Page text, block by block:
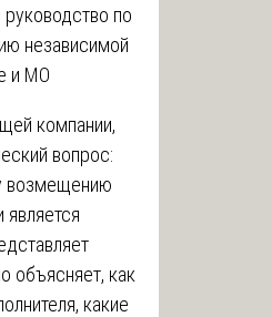
компании,
вопрос:
возмещению
объясняет, как
какие